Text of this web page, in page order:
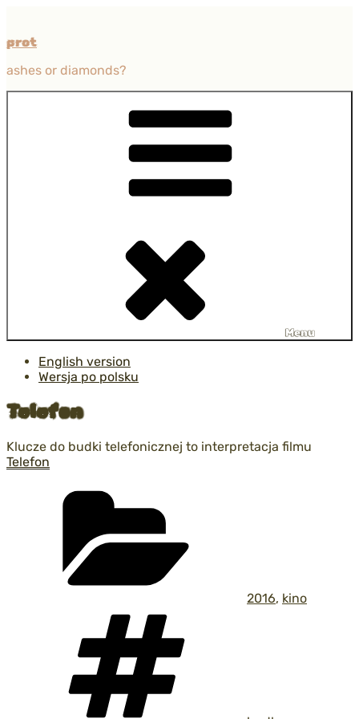
treści
prot
ashes or diamonds?
Menu
English version
Wersja po polsku
Telefon
Klucze do budki telefonicznej to interpretacja filmu
Telefon
2016, kino